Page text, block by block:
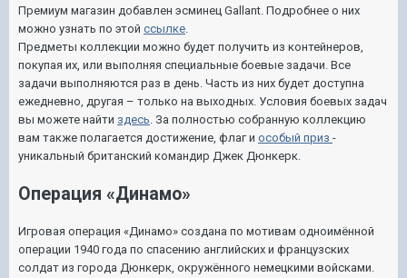
Премиум магазин добавлен эсминец Gallant. Подробнее о них
можно узнать по этой ссылке
Предметы коллекции можно будет получить из контейнеров,
покупая их, или выполняя специальные боевые задачи. Все
задачи выполняются раз в день. Часть из них будет доступна
ежедневно, другая – только на выходных. Условия боевых задач
вы можете найти здесь . За полностью собранную коллекцию
вам также полагается достижение, флаг и особый приз -
уникальный британский командир Джек Дюнкерк.
Операция «Динамо»
Игровая операция «Динамо» создана по мотивам одноимённой
операции 1940 года по спасению английских и французских
солдат из города Дюнкерк, окружённого немецкими войсками.